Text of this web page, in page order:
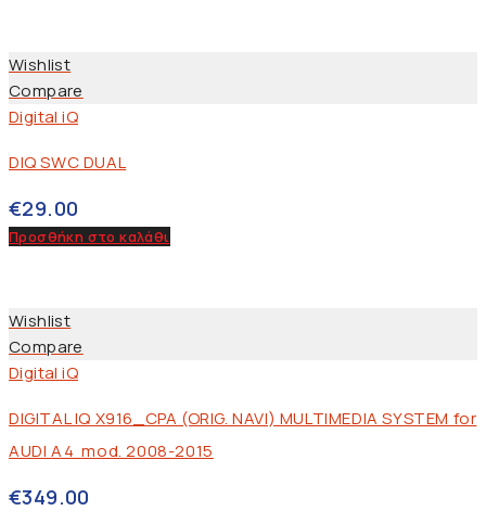
Wishlist
Compare
Digital iQ
DIQ SWC DUAL
€29.00
Προσθήκη στο καλάθι
Wishlist
Compare
Digital iQ
DIGITAL IQ X916_CPA (ORIG. NAVI) MULTIMEDIA SYSTEM for
AUDI A4 mod. 2008-2015
€349.00